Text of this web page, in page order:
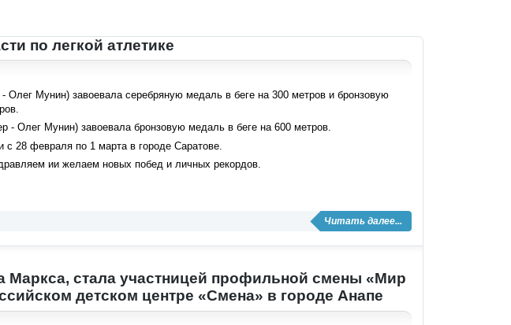
по легкой атлетике
Олег Мунин) завоевала серебряную медаль в беге на 300 метров и бронзовую
- Олег Мунин) завоевала бронзовую медаль в беге на 600 метров.
с 28 февраля по 1 марта в городе Саратове.
ии желаем новых побед и личных рекордов.
Читать далее...
стала участницей профильной смены «Мир
детском центре «Смена» в городе Анапе